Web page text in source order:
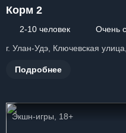
Корм 2
2-10 человек
Очень
г. Улан-Удэ, Ключевская
Подробнее
Экшн-игры, 18+